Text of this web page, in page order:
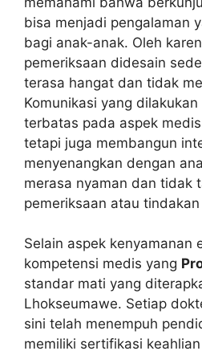
bisa menjadi pengalaman
bagi anak-anak. Oleh
pemeriksaan didesain
terasa hangat dan tidak
Komunikasi yang
terbatas pada aspek
tetapi juga membangun
menyenangkan dengan
merasa nyaman dan tidak
pemeriksaan atau
Selain aspek kenyamanan
kompetensi medis yang
standar mati yang
Lhokseumawe. Setiap
sini telah menempuh
memiliki sertifikasi